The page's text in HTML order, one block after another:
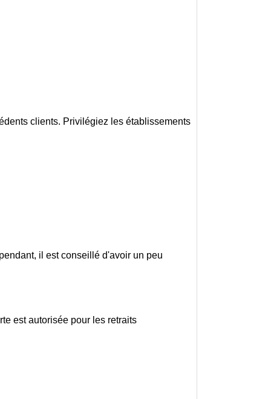
clients. Privilégiez les établissements
il est conseillé d'avoir un peu
est autorisée pour les retraits